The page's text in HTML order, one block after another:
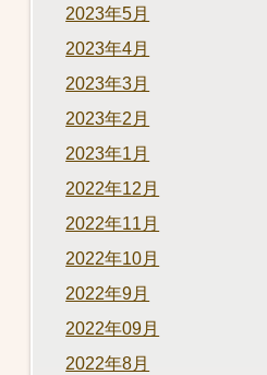
2023年5月
2023年4月
2023年3月
2023年2月
2023年1月
2022年12月
2022年11月
2022年10月
2022年9月
2022年09月
2022年8月